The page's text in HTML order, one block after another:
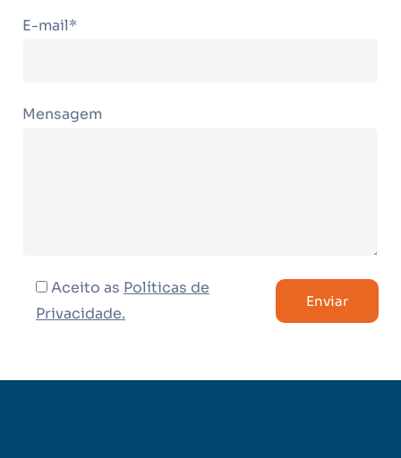
E-mail*
Mensagem
Aceito as Políticas de
Privacidade.